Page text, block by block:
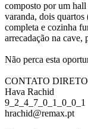
composto por um hall
varanda, dois
completa e cozinha
arrecadação na cave,
Não perca esta
CONTATO
Hava Rachid
9_2_4_7_0_1_0_0_1
hrachid@remax.pt